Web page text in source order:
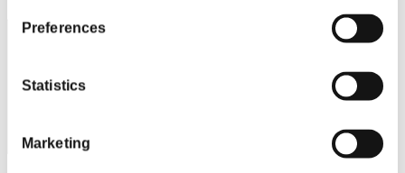
Preferences
Statistics
Marketing